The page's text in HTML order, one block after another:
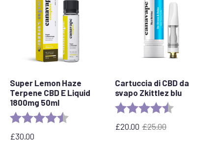
Super Lemon Haze
Terpene CBD E Liquid
1800mg 50ml
Valutazione:
£30.00
Cartuccia di CBD da
svapo Zkittlez blu
Valutazione:
£25.00
Il
£20.00
Il